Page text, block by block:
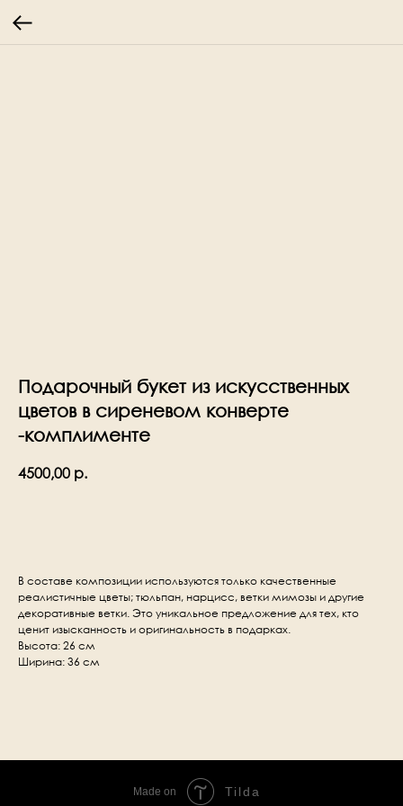
Подарочный букет из искусственных
цветов в сиреневом конверте
-комплименте
4500,00 р.
В составе композиции используются только качественные
реалистичные цветы; тюльпан, нарцисс, ветки мимозы и другие
декоративные ветки. Это уникальное предложение для тех, кто
ценит изысканность и оригинальность в подарках.
Высота: 26 см
Ширина: 36 см
Made on Tilda